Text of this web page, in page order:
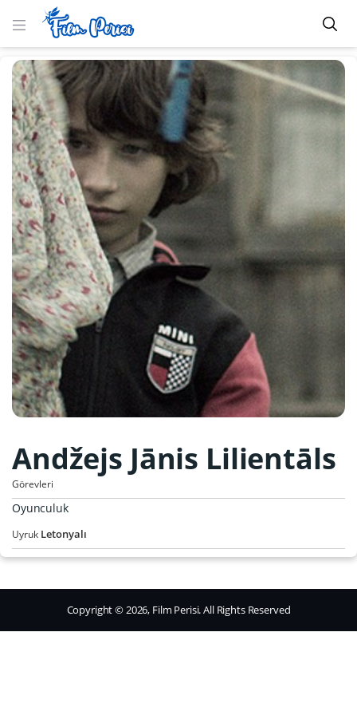
Andžejs Jānis Lilientāls
Görevleri
Oyunculuk
Uyruk Letonyalı
Copyright © 2026, Film Perisi. All Rights Reserved